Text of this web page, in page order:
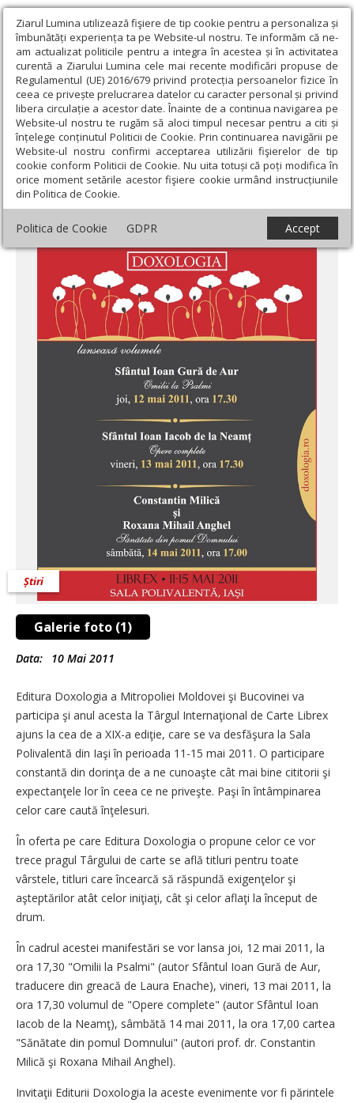
Ziarul Lumina utilizează fişiere de tip cookie pentru a personaliza și
îmbunătăți experiența ta pe Website-ul nostru. Te informăm că ne-
am actualizat politicile pentru a integra în acestea și în activitatea
curentă a Ziarului Lumina cele mai recente modificări propuse de
Regulamentul (UE) 2016/679 privind protecția persoanelor fizice în
ceea ce privește prelucrarea datelor cu caracter personal și privind
libera circulație a acestor date. Înainte de a continua navigarea pe
Website-ul nostru te rugăm să aloci timpul necesar pentru a citi și
înțelege conținutul Politicii de Cookie. Prin continuarea navigării pe
Website-ul nostru confirmi acceptarea utilizării fişierelor de tip
cookie conform Politicii de Cookie. Nu uita totuși că poți modifica în
orice moment setările acestor fişiere cookie urmând instrucțiunile
din Politica de Cookie.
Politica de Cookie GDPR Accept
Ziarul Lumina › Actualitate religioasă › Știri › Editura Doxologia
la LIBREX
Editura Doxologia la LIBREX
Galerie foto (1)
Știri
Data: 10 Mai 2011
Editura Doxologia a Mitropoliei Moldovei şi Bucovinei va
participa şi anul acesta la Târgul Internaţional de Carte Librex
ajuns la cea de a XIX-a ediţie, care se va desfăşura la Sala
Polivalentă din Iaşi în perioada 11-15 mai 2011. O participare
constantă din dorinţa de a ne cunoaşte cât mai bine cititorii şi
expectanţele lor în ceea ce ne priveşte. Paşi în întâmpinarea
celor care caută înţelesuri.
În oferta pe care Editura Doxologia o propune celor ce vor
trece pragul Târgului de carte se află titluri pentru toate
vârstele, titluri care încearcă să răspundă exigenţelor şi
aşteptărilor atât celor iniţiaţi, cât şi celor aflaţi la început de
drum.
În cadrul acestei manifestări se vor lansa joi, 12 mai 2011, la
ora 17,30 "Omilii la Psalmi" (autor Sfântul Ioan Gură de Aur,
traducere din greacă de Laura Enache), vineri, 13 mai 2011, la
ora 17,30 volumul de "Opere complete" (autor Sfântul Ioan
Iacob de la Neamţ), sâmbătă 14 mai 2011, la ora 17,00 cartea
"Sănătate din pomul Domnului" (autori prof. dr. Constantin
Milică şi Roxana Mihail Anghel).
Invitaţii Editurii Doxologia la aceste evenimente vor fi părintele